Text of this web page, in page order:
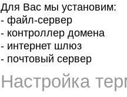
Для Вас мы установим:
- файл-сервер
- контроллер домена
- интернет шлюз
- почтовый сервер
Настройка